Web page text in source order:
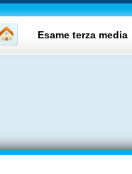
Esame terza media